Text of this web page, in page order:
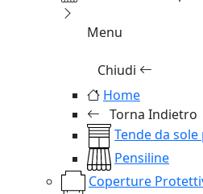
Menu
Chiudi
Home
Torna Indietro
Tende da
Pensiline
Coperture